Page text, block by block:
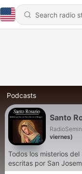
Podcasts
Santo
viernes)
Todos los misterios
escritas por San